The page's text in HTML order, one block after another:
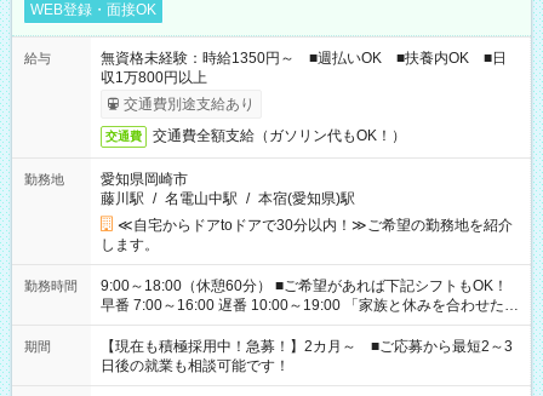
WEB登録・面接OK
給与
無資格未経験：時給1350円～ ■週払いOK ■扶養内OK ■日
収1万800円以上
交通費別途支給あり
交通費 交通費全額支給（ガソリン代もOK！）
勤務地
愛知県岡崎市
藤川駅 / 名電山中駅 / 本宿(愛知県)駅
≪自宅からドアtoドアで30分以内！≫ご希望の勤務地を紹介
します。
勤務時間
9:00～18:00（休憩60分） ■ご希望があれば下記シフトもOK！
早番 7:00～16:00 遅番 10:00～19:00 「家族と休みを合わせた
い」 「余裕を持って夕飯の準備がしたい」 「できれば残業はし
たくない」 など、ご希望を教えてくださいね。 ※Wワーク希望
の方へ 今ご覧のお仕事で希望する勤務時間と、もう1つのお仕事
の勤務時間。 合計で週40時間を超える場合は応募できません。
期間
【現在も積極採用中！急募！】2カ月～ ■ご応募から最短2～3
日後の就業も相談可能です！